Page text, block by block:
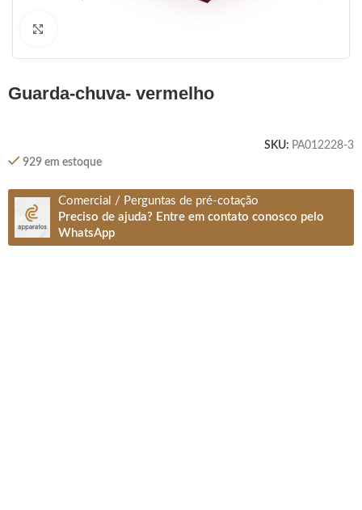
guarda-chuva- vermelho
SKU: PA012228-3
929 em estoque
Comercial / Perguntas de pré-cotação
Preciso de ajuda? Entre em contato conosco pelo
WhatsApp